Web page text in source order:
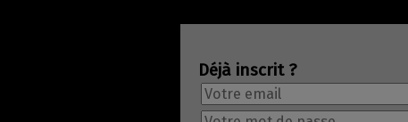
Déjà inscrit ?